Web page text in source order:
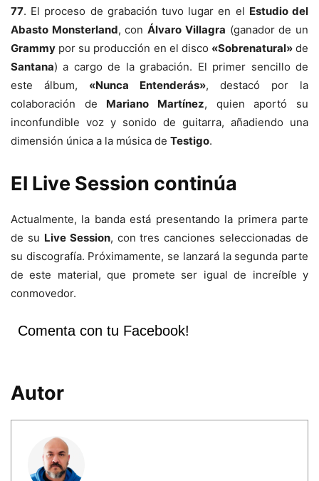
77. El proceso de grabación tuvo lugar en el Estudio del
Abasto Monsterland, conÁlvaro Villagra (ganador de un
Grammy por su producción en el disco «Sobrenatural»de
Santana) a cargo de la grabación. El primer sencillo de
este álbum, «Nunca Entenderás», destacó por la
colaboración de Mariano Martínez, quien aportó su
inconfundible voz y sonido de guitarra, añadiendo una
dimensión única a la música de Testigo.
El Live Session continúa
Actualmente, la banda está presentando la primera parte
de su Live Session, con tres canciones seleccionadas de
su discografía. Próximamente, se lanzará la segunda parte
de este material, que promete ser igual de increíble y
conmovedor.
Comenta con tu Facebook!
Autor